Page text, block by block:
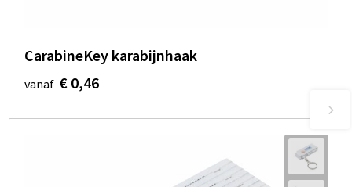
CarabineKey karabijnhaak
vanaf € 0,46